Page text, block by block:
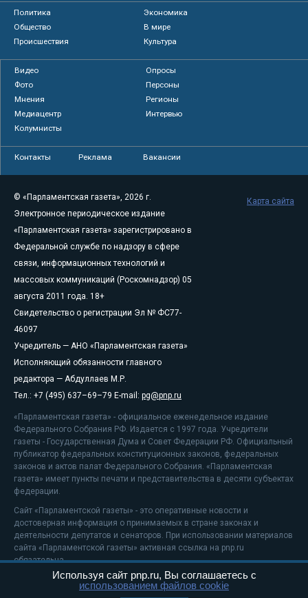
Политика
Экономика
Общество
В мире
Происшествия
Культура
Видео
Опросы
Фото
Персоны
Мнения
Регионы
Медиацентр
Интервью
Колумнисты
Контакты Реклама Вакансии
© «Парламентская газета», 2026 г.
Электронное периодическое издание
«Парламентская газета» зарегистрировано в
Федеральной службе по надзору в сфере
связи, информационных технологий и
массовых коммуникаций (Роскомнадзор) 05
августа 2011 года. 18+
Свидетельство о регистрации Эл № ФС77-
46097
Учредитель — АНО «Парламентская газета»
Исполняющий обязанности главного
редактора — Абдуллаев М.Р.
Тел.: +7 (495) 637–69–79 E-mail: pg@pnp.ru
«Парламентская газета» - официальное еженедельное издание
Федерального Собрания РФ. Издается с 1997 года. Учредители
газеты - Государственная Дума и Совет Федерации РФ. Официальный
публикатор федеральных конституционных законов, федеральных
законов и актов палат Федерального Собрания. «Парламентская
газета» имеет пункты печати и представительства в десяти субъектах
федерации.
Сайт «Парламентской газеты» - это оперативные новости и
достоверная информация о принимаемых в стране законах и
деятельности депутатов и сенаторов. При использовании материалов
сайта «Парламентской газеты» активная ссылка на pnp.ru
обязательна.
На информационном ресурсе применяютсярекомендательные
Карта сайта
Используя сайт pnp.ru, Вы соглашаетесь с
использованием файлов cookie